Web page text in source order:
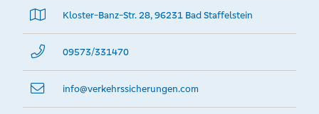
Kloster-Banz-Str. 28, 96231 Bad Staffelstein
09573/331470
info@­verkehrssicherungen.com